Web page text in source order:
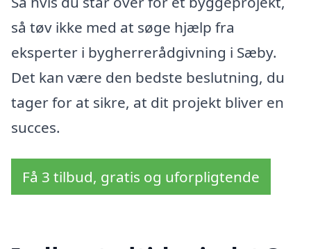
så tøv ikke med at søge hjælp fra
eksperter i bygherrerådgivning i Sæby.
Det kan være den bedste beslutning, du
tager for at sikre, at dit projekt bliver en
succes.
Få 3 tilbud, gratis og uforpligtende